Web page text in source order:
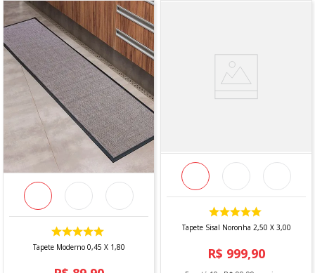
- Estilo versátil
- Resistência e durabilidade
COMPOSIÇÃO
- Superfície: 100% Polipropileno
- Base: 65% Polipropileno, 17% Algodão, 9% Látex e 9%
Poliéster
DIMENSÕES DO PRODUTO
3,00 m x 4,00 m
CONTÉM
- 1 unidade
*imagem meramente ilustrativa
Tapete Moderno 0,45 X 1,80
Tapete Sisal Noronha 2,50 X 3,00
R$ 999,90